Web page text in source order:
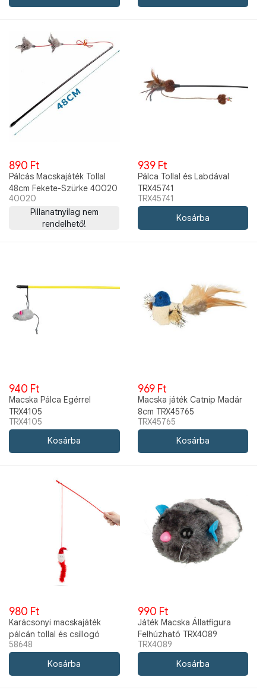
890 Ft
Pálcás Macskajáték Tollal
48cm Fekete-Szürke 40020
40020
Pillanatnyilag nem
rendelhető!
939 Ft
Pálca Tollal és Labdával
TRX45741
TRX45741
940 Ft
Macska Pálca Egérrel
TRX4105
TRX4105
969 Ft
Macska játék Catnip Madár
8cm TRX45765
TRX45765
980 Ft
Karácsonyi macskajáték
pálcán tollal és csillogó
dísszel
58648
990 Ft
Játék Macska Állatfigura
Felhúzható TRX4089
TRX4089